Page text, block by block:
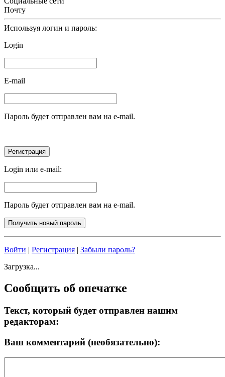
Почту
Используя логин и пароль:
Login
E-mail
Пароль будет отправлен вам на e-mail.
Login или e-mail:
Пароль будет отправлен вам на e-mail.
Войти | Регистрация | Забыли пароль?
Загрузка...
Сообщить об опечатке
Текст, который будет отправлен нашим
редакторам:
Ваш комментарий (необязательно):